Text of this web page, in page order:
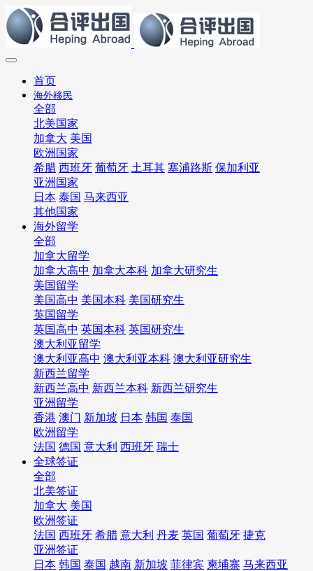
首页
海外移民
全部
北美国家
加拿大 美国
欧洲国家
希腊 西班牙 葡萄牙 土耳其 塞浦路斯 保加利亚
亚洲国家
日本 泰国 马来西亚
其他国家
海外留学
全部
加拿大留学
加拿大高中 加拿大本科 加拿大研究生
美国留学
美国高中 美国本科 美国研究生
英国留学
英国高中 英国本科 英国研究生
澳大利亚留学
澳大利亚高中 澳大利亚本科 澳大利亚研究生
新西兰留学
新西兰高中 新西兰本科 新西兰研究生
亚洲留学
香港 澳门 新加坡 日本 韩国 泰国
欧洲留学
法国 德国 意大利 西班牙 瑞士
全球签证
全部
北美签证
加拿大 美国
欧洲签证
法国 西班牙 希腊 意大利 丹麦 英国 葡萄牙 捷克
亚洲签证
日本 韩国 泰国 越南 新加坡 菲律宾 柬埔寨 马来西亚